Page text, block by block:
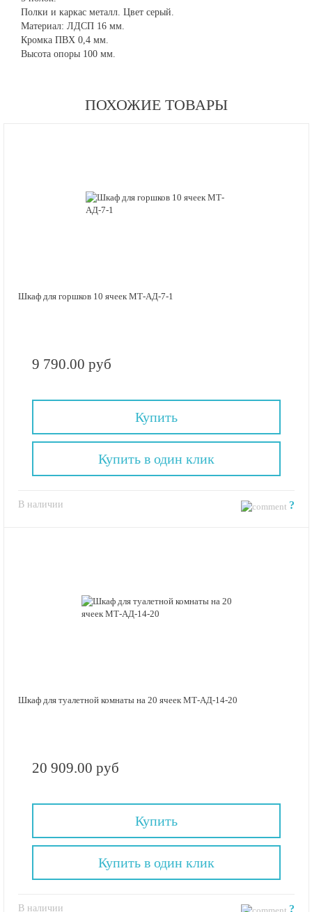
Полки и каркас металл. Цвет серый.
Материал: ЛДСП 16 мм.
Кромка ПВХ 0,4 мм.
Высота опоры 100 мм.
ПОХОЖИЕ ТОВАРЫ
Шкаф для горшков 10 ячеек МТ-АД-7-1
9 790.00 руб
Купить
В наличии ?
Купить в один клик
Шкаф для туалетной комнаты на 20 ячеек МТ-АД-14-20
20 909.00 руб
Купить
В наличии ?
Купить в один клик